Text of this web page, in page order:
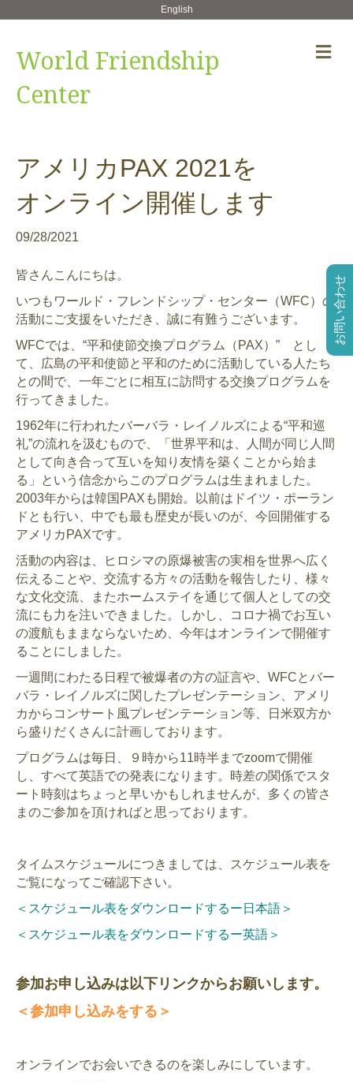
English
World Friendship
Center
メ
ニ
アメリカPAX 2021を
オンライン開催します
09/28/2021
皆さんこんにちは。
いつもワールド・フレンドシップ・センター（WFC）の
活動にご支援をいただき、誠に有難うございます。
WFCでは、“平和使節交換プログラム（PAX）” とし
て、広島の平和使節と平和のために活動している人たち
との間で、一年ごとに相互に訪問する交換プログラムを
行ってきました。
1962年に行われたバーバラ・レイノルズによる“平和巡
礼”の流れを汲むもので、「世界平和は、人間が同じ人間
として向き合って互いを知り友情を築くことから始ま
る」という信念からこのプログラムは生まれました。
2003年からは韓国PAXも開始。以前はドイツ・ポーラン
ドとも行い、中でも最も歴史が長いのが、今回開催する
アメリカPAXです。
活動の内容は、ヒロシマの原爆被害の実相を世界へ広く
伝えることや、交流する方々の活動を報告したり、様々
な文化交流、またホームステイを通じて個人としての交
流にも力を注いできました。しかし、コロナ禍でお互い
の渡航もままならないため、今年はオンラインで開催す
ることにしました。
一週間にわたる日程で被爆者の方の証言や、WFCとバー
バラ・レイノルズに関したプレゼンテーション、アメリ
カからコンサート風プレゼンテーション等、日米双方か
ら盛りだくさんに計画しております。
プログラムは毎日、９時から11時半までzoomで開催
し、すべて英語での発表になります。時差の関係でスタ
ート時刻はちょっと早いかもしれませんが、多くの皆さ
まのご参加を頂ければと思っております。
タイムスケジュールにつきましては、スケジュール表を
ご覧になってご確認下さい。
＜スケジュール表をダウンロードするー日本語＞
＜スケジュール表をダウンロードするー英語＞
参加お申し込みは以下リンクからお願いします。
＜参加申し込みをする＞
オンラインでお会いできるのを楽しみにしています。
お問い合わせ